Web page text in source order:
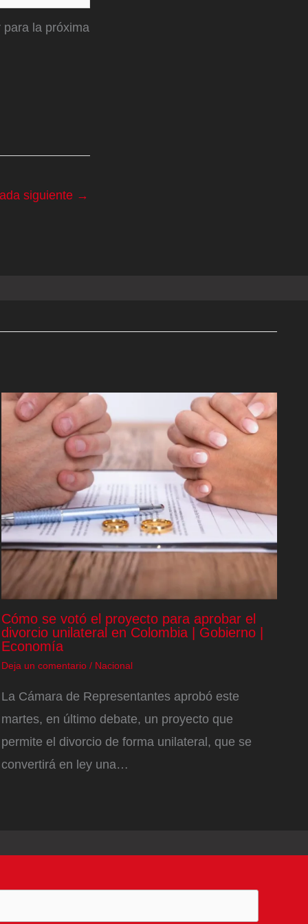
la próxima
siguiente →
Cómo se votó el proyecto para aprobar el
divorcio unilateral en Colombia | Gobierno |
Economía
Deja un comentario / Nacional
La Cámara de Representantes aprobó este
martes, en último debate, un proyecto que
permite el divorcio de forma unilateral, que se
convertirá en ley una…